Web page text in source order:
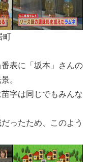
町
表に「坂本」さんの
。
字は同じでもみんな
ったため、このよう